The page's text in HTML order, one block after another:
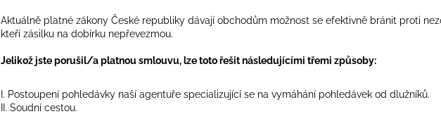
Aktuálně platné zákony České republiky dávají obchodům možnost se efektivně bránit proti
kteří zásilku na dobírku nepřevezmou.
Jelikož jste porušil/a platnou smlouvu, lze toto řešit následujícími třemi způsoby:
I. Postoupení pohledávky naší agentuře specializující se na vymáhání pohledávek od dlužníků.
II. Soudní cestou.